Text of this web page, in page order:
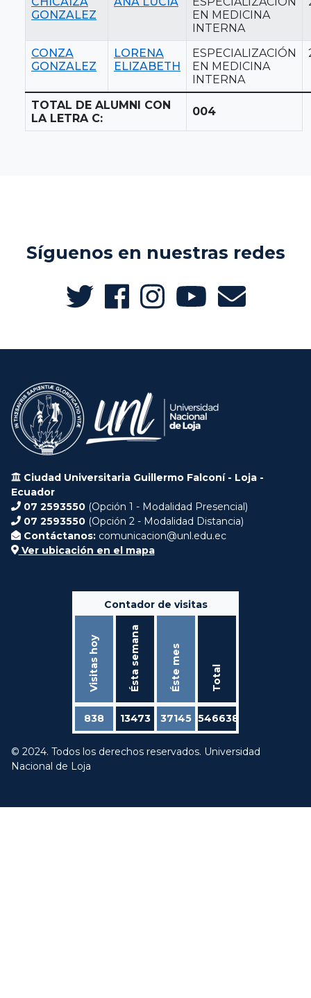
GONZALEZ
EN MEDICINA
INTERNA
CONZA
GONZALEZ
LORENA
ELIZABETH
ESPECIALIZACIÓN
EN MEDICINA
INTERNA
TOTAL DE ALUMNI CON
LA LETRA C:
004
Síguenos en nuestras redes
Ciudad Universitaria Guillermo Falconí - Loja -
Ecuador
07 2593550 (Opción 1 - Modalidad Presencial)
07 2593550 (Opción 2 - Modalidad Distancia)
Contáctanos: comunicacion@unl.edu.ec
Ver ubicación en el mapa
Contador de visitas
Visitas hoy Ésta semana Éste mes Total
838 13473 37145 546638
© 2024. Todos los derechos reservados. Universidad
Nacional de Loja